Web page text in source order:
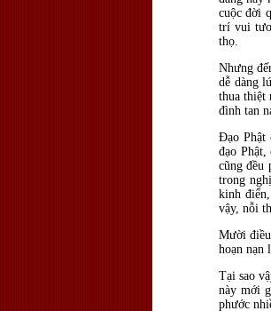
cuộc đời
trí vui
thọ.
Nhưng
dễ dàng
thua thiệt
đình tan
Đạo Phật
đạo
cũng đều
trong
kinh
vậy, nỗi
Mười
hoạn nạn
Tại sao
này mới
phước